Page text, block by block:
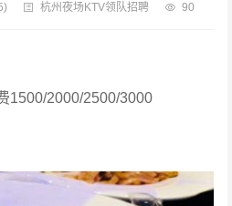
杭州夜场KTV领队招聘 90
1500/2000/2500/3000